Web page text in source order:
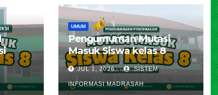
UMUM
Pengumuman Mutasi
Masuk Siswa kelas 8
Tahun Pelajaran 2026 –
2027
JUL 1, 2026 SISTEM
INFORMASI MADRASAH